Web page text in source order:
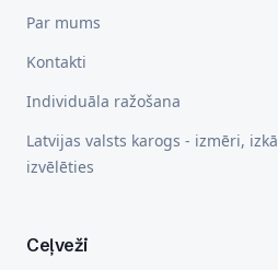
Par mums
Kontakti
Individuāla ražošana
Latvijas valsts karogs - izmēri,
izvēlēties
Ceļveži